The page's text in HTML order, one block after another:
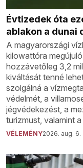
Évtizedek óta
ablakon a dunai
A magyarországi
kilowattóra
hozzávetőleg 3,2
kiváltását tenné
szolgálná a
védelmét, a
jégvédekezést, a
turizmust, valamint
VÉLEMÉNY2026. aug. 6.